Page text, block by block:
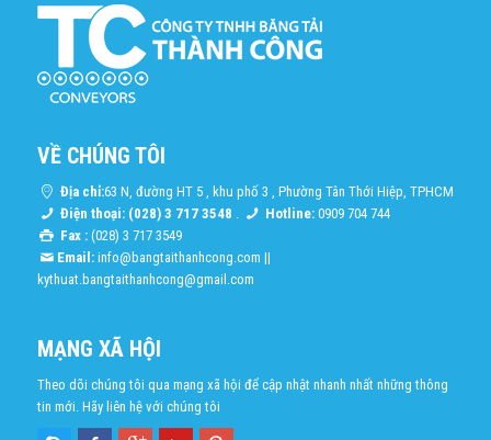
VỀ CHÚNG TÔI
Địa chỉ:63 N, đường HT 5 , khu phố 3 , Phường Tân Thới Hiệp, TPHCM
Điện thoại: (028) 3 717 3548 . Hotline: 0909 704 744
Fax :(028) 3 717 3549
Email: info@bangtaithanhcong.com ||
kythuat.bangtaithanhcong@gmail.com
MẠNG XÃ HỘI
Theo dõi chúng tôi qua mạng xã hội để cập nhật nhanh nhất những thông
tin mới. Hãy liên hệ với chúng tôi